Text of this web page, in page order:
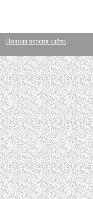
Полная версия сайта